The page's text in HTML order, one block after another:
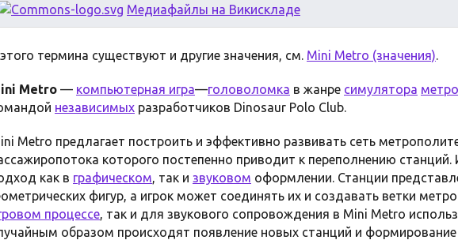
Медиафайлы на Викискладе
термина существуют и другие значения, см. Mini Metro (значения).
Metro — компьютерная игра—головоломка в жанре симулятора
независимых разработчиков Dinosaur Polo Club.
Metro предлагает построить и эффективно развивать сеть
которого постепенно приводит к переполнению
как в графическом, так и звуковом оформлении. Станции
фигур, а игрок может соединять их и создавать ветки
процессе, так и для звукового сопровождения в Mini Metro
образом происходят появление новых станций и формирование